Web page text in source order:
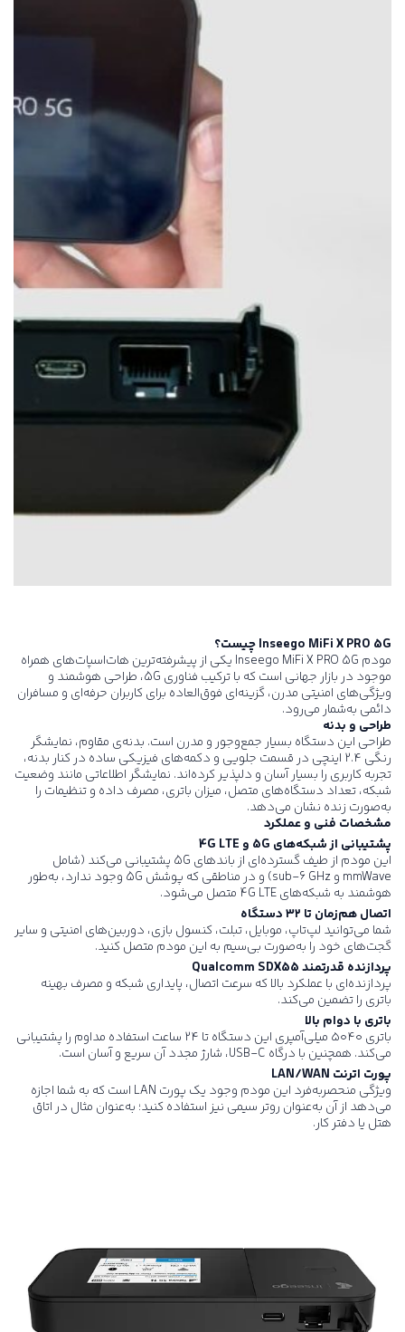
Inseego MiFi X PRO 5Gچیست؟
مودم Inseego MiFi X PRO 5G یکی از پیشرفته‌ترین هات‌اسپات‌های همراه
موجود در بازار جهانی است که با ترکیب فناوری 5G، طراحی هوشمند و
ویژگی‌های امنیتی مدرن، گزینه‌ای فوق‌العاده برای کاربران حرفه‌ای و مسافران
دائمی به‌شمار می‌رود.
طراحی و بدنه
طراحی این دستگاه بسیار جمع‌وجور و مدرن است. بدنه‌ی مقاوم، نمایشگر
رنگی ۲.۴ اینچی در قسمت جلویی و دکمه‌های فیزیکی ساده در کنار بدنه،
تجربه کاربری را بسیار آسان و دلپذیر کرده‌اند. نمایشگر اطلاعاتی مانند وضعیت
شبکه، تعداد دستگاه‌های متصل، میزان باتری، مصرف داده و تنظیمات را
به‌صورت زنده نشان می‌دهد.
مشخصات فنی و عملکرد
پشتیبانی از شبکه‌های 5 G و 4 G LTE
این مودم از طیف گسترده‌ای از باندهای 5G پشتیبانی می‌کند (شامل
mmWave و sub-6 GHz) و در مناطقی که پوشش 5G وجود ندارد، به‌طور
هوشمند به شبکه‌های 4G LTE متصل می‌شود.
اتصال هم‌زمان تا ۳۲ دستگاه
شما می‌توانید لپ‌تاپ، موبایل، تبلت، کنسول بازی، دوربین‌های امنیتی و سایر
گجت‌های خود را به‌صورت بی‌سیم به این مودم متصل کنید.
پردازنده قدرتمندQualcomm SDX55
پردازنده‌ای با عملکرد بالا که سرعت اتصال، پایداری شبکه و مصرف بهینه
باتری را تضمین می‌کند.
باتری با دوام بالا
باتری ۵۰۴۰ میلی‌آمپری این دستگاه تا ۲۴ ساعت استفاده مداوم را پشتیبانی
می‌کند. همچنین با درگاه USB-C، شارژ مجدد آن سریع و آسان است.
پورت اترنت LAN/WAN
ویژگی منحصربه‌فرد این مودم وجود یک پورت LAN است که به شما اجازه
می‌دهد از آن به‌عنوان روتر سیمی نیز استفاده کنید؛ به‌عنوان مثال در اتاق
هتل یا دفتر کار.